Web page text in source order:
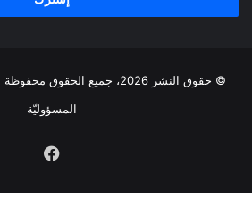
© حقوق النشر 2026، جميع الحقوق محفوظة |
المسؤوليّة
فيسبوك